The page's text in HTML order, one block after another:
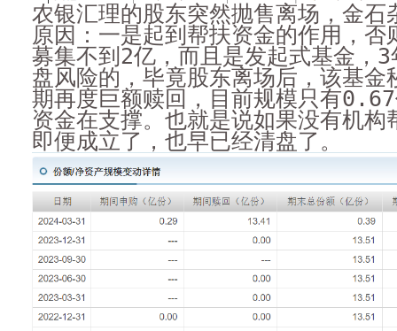
农银汇理的股东突然抛售离场，金石
原因：一是起到帮扶资金的作用，否
募集不到2亿，而且是发起式基金，
盘风险的，毕竟股东离场后，该基
期再度巨额赎回，目前规模只有
资金在支撑。也就是说如果没有机构
即便成立了，也早已经清盘了。